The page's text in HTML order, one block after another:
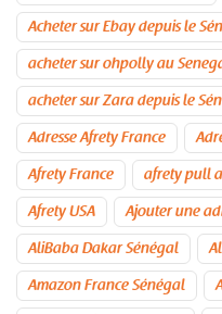
Acheter sur Ebay depuis le
acheter sur ohpolly au
acheter sur Zara depuis le
Adresse Afrety France
Afrety France afrety pull
Afrety USA Ajouter une
AliBaba Dakar Sénégal
Amazon France Sénégal